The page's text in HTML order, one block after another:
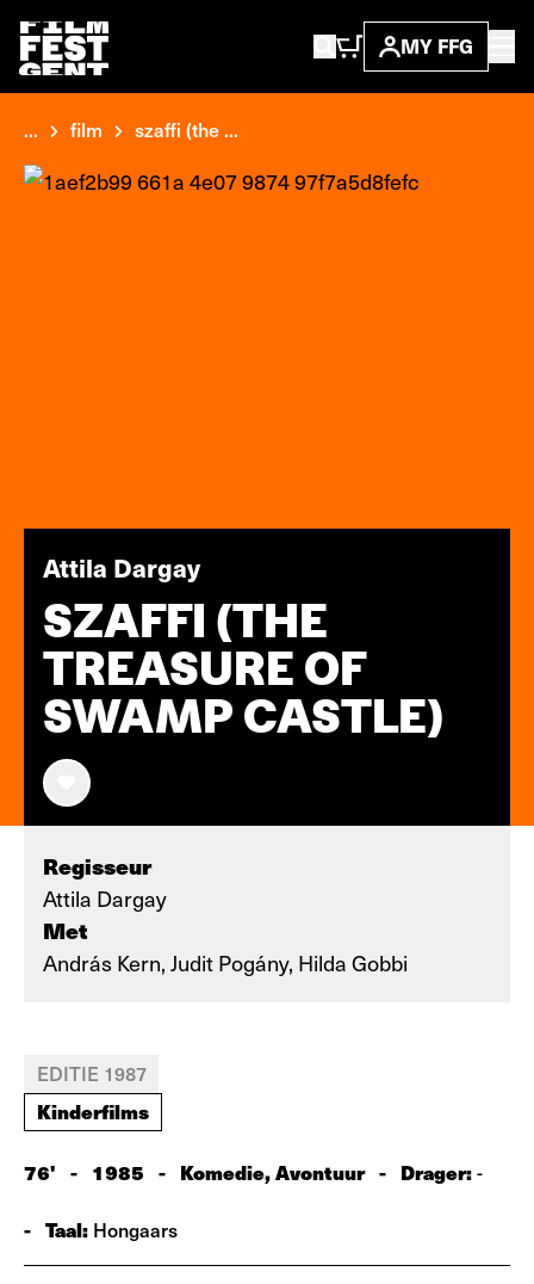
MY FFG
... film szaffi (the ...
Attila Dargay
SZAFFI (THE
TREASURE OF
SWAMP CASTLE)
Regisseur
Attila Dargay
Met
András Kern, Judit Pogány, Hilda Gobbi
EDITIE 1987
Kinderfilms
76' - 1985 - Komedie, Avontuur - Drager:-
- Taal: Hongaars